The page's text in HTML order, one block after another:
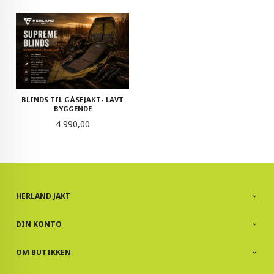
BLINDS TIL GÅSEJAKT- LAVT
BYGGENDE
Pris
4 990,00
HERLAND JAKT
DIN KONTO
OM BUTIKKEN